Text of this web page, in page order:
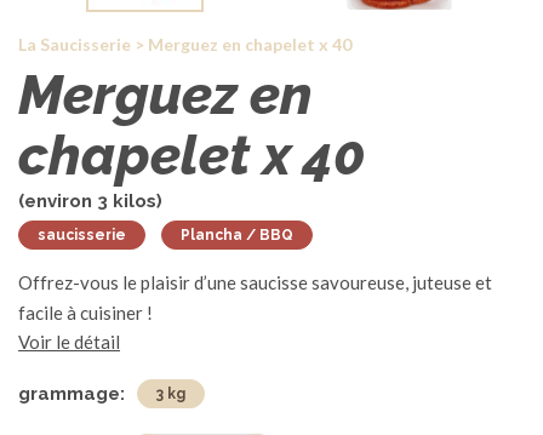
La Saucisserie > Merguez en chapelet x 40
Merguez en
chapelet x 40
(environ 3 kilos)
saucisserie Plancha / BBQ
Offrez-vous le plaisir d’une saucisse savoureuse, juteuse et
facile à cuisiner !
Voir le détail
grammage: 3 kg